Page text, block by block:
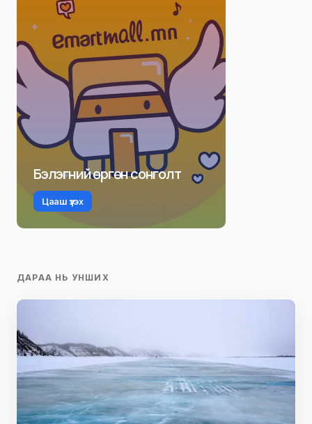
Бэлэгний өргөн сонголт
Цааш үзэх
ДАРАА НЬ УНШИХ